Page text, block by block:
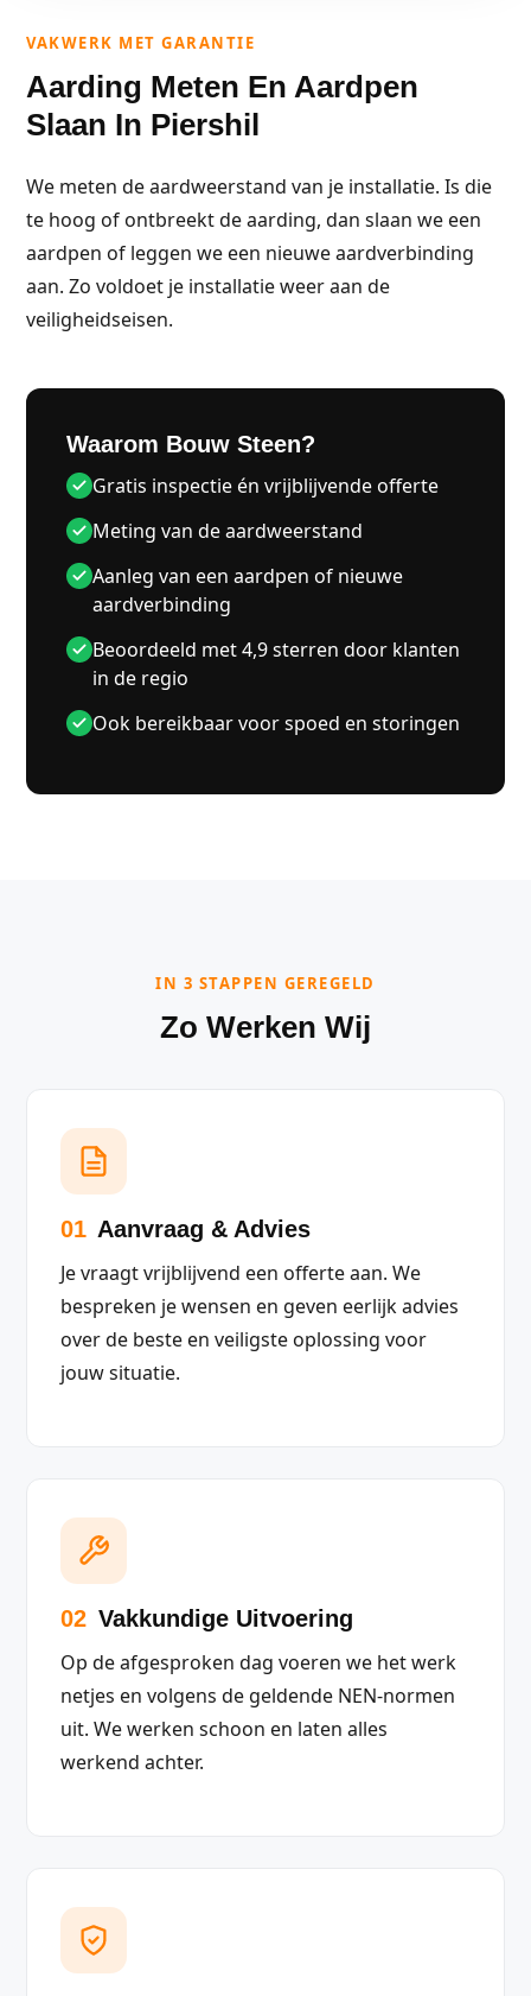
VAKWERK MET GARANTIE
Aarding Meten En Aardpen
Slaan In Piershil
We meten de aardweerstand van je installatie. Is die
te hoog of ontbreekt de aarding, dan slaan we een
aardpen of leggen we een nieuwe aardverbinding
aan. Zo voldoet je installatie weer aan de
veiligheidseisen.
Waarom Bouw Steen?
Gratis inspectie én vrijblijvende offerte
Meting van de aardweerstand
Aanleg van een aardpen of nieuwe
aardverbinding
Beoordeeld met 4,9 sterren door klanten
in de regio
Ook bereikbaar voor spoed en storingen
IN 3 STAPPEN GEREGELD
Zo Werken Wij
01 Aanvraag & Advies
Je vraagt vrijblijvend een offerte aan. We
bespreken je wensen en geven eerlijk advies
over de beste en veiligste oplossing voor
jouw situatie.
02 Vakkundige Uitvoering
Op de afgesproken dag voeren we het werk
netjes en volgens de geldende NEN-normen
uit. We werken schoon en laten alles
werkend achter.